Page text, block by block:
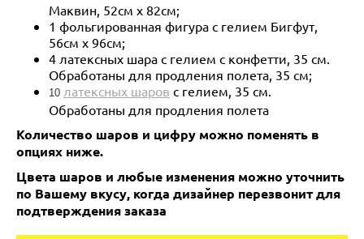
Маквин, 52см х 82см;
1 фольгированная фигура с гелием Бигфут,
56см х 96см;
4 латексных шара с гелием с конфетти, 35 см.
Обработаны для продления полета, 35 см;
10 латексных шаров с гелием, 35 см.
Обработаны для продления полета
Количество шаров и цифру можно поменять в
опциях ниже.
Цвета шаров и любые изменения можно уточнить
по Вашему вкусу, когда дизайнер перезвонит для
подтверждения заказа